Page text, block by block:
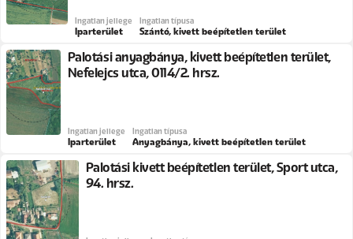
Ingatlan jellege
Iparterület
Ingatlan típusa
Szántó, kivett beépítetlen terület
Palotási anyagbánya, kivett beépítetlen terület,
Nefelejcs utca, 0114/2. hrsz.
Ingatlan jellege
Iparterület
Ingatlan típusa
Anyagbánya, kivett beépítetlen terület
Palotási kivett beépítetlen terület, Sport utca,
94. hrsz.